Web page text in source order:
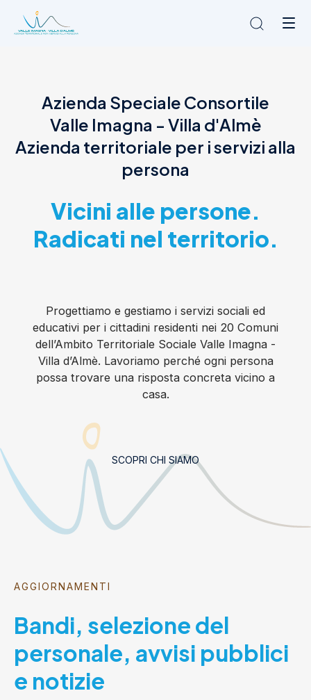
L'Ambito
Cosa facciamo
News
Amministrazione trasparente
Azienda Speciale Consortile
Valle Imagna - Villa d'Almè
Azienda territoriale per i servizi alla
persona
Vicini alle persone.
Radicati nel territorio.
Progettiamo e gestiamo i servizi sociali ed
educativi per i cittadini residenti nei 20 Comuni
dell’Ambito Territoriale Sociale Valle Imagna -
Villa d’Almè. Lavoriamo perché ogni persona
possa trovare una risposta concreta vicino a
casa.
SCOPRI CHI SIAMO
AGGIORNAMENTI
Bandi, selezione del
personale, avvisi pubblici
e notizie